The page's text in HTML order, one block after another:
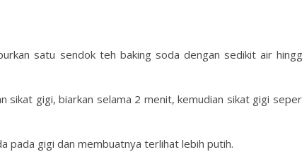
satu sendok teh baking soda dengan sedikit air
sikat gigi, biarkan selama 2 menit, kemudian sikat gigi
pada gigi dan membuatnya terlihat lebih putih.